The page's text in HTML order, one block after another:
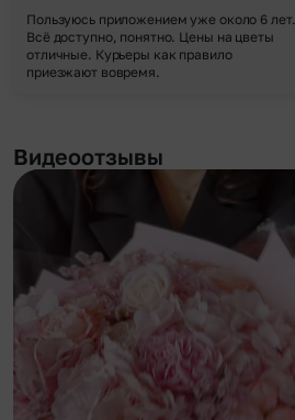
Пользуюсь приложением уже около 6 лет.
Всё доступно, понятно. Цены на цветы
отличные. Курьеры как правило
приезжают вовремя.
Видеоотзывы